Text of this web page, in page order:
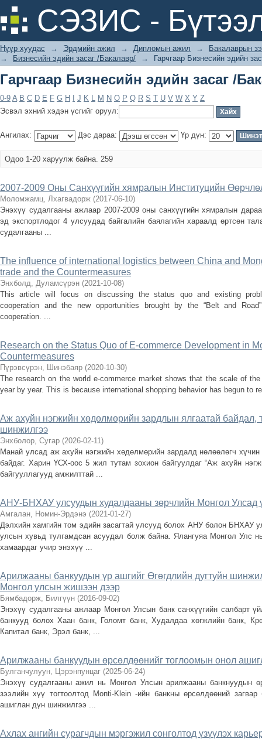
СЭЗИС -
Гарчгаар Бизнесийн эдийн засаг /
Нүүр хуудас → Эрдмийн ажил → Дипломын ажил →
Бакалаврын
→
Бизнесийн эдийн засаг /Бакалавр/ → Гарчгаар Бизнесийн эдийн
Гарчгаар Бизнесийн эдийн засаг /
0-9 A B C D E F G H J K L M N O P Q R S T U V W X Y Z
Эсвэл эхний хэдэн үсгийг оруул:
Ангилах: Дэс дараа: Үр дүн:
Одоо 1-20 харуулж байна. 259
2007-2009 Оны Санхүүгийн хямралын Институцийн
Моломжамц, Лхагвадорж (2017-06-10)
Энэхүү судалгааны ажлаар 2007-2009 оны санхүүгийн хямралын
эд экспортлодог 4 улсуудад байгалийн баялагийн хараалд өртсөн
судалгааны ...
The influence of international logistics between China and
trade and the Countermeasures
Энхболд, Дуламсүрэн (2021-10-08)
This article will focus on discussing the status quo and existing
cooperation and the new opportunities brought by the “Belt and
cooperation. ...
Research on the Status Quo of E-commerce Development in
Countermeasures
Пүрэвсүрэн, Шинэбаяр (2020-10-30)
The research on the world e-commerce market shows that the scale of
year by year. This is because international shopping behavior has begun to
Аж ахуйн нэгжийн хөдөлмөрийн зардлын ялгаатай байдал,
шинжилгээ
Энхболор, Сугар (2026-02-11)
Манай улсад аж ахуйн нэгжийн хөдөлмөрийн зардалд нөлөөлөгч
байдаг. Харин ҮСХ-оос 5 жил тутам зохион байгуулдаг “Аж ахуйн
байгууллагууд амжилттай ...
АНУ-БНХАУ улсуудын худалдааны зөрчлийн Монгол Улсад
Амгалан, Номин-Эрдэнэ (2021-01-27)
Дэлхийн хамгийн том эдийн засагтай улсууд болох АНУ болон БНХАУ
улсын хувьд тулгамдсан асуудал болж байна. Ялангуяа Монгол Улс
хамаардаг учир энэхүү ...
Арилжааны банкуудын үр ашгийг Өгөгдлийн дугтуйн
Монгол улсын жишээн дээр
Бямбадорж, Билгүүн (2016-09-02)
Энэхүү судалгааны ажлаар Монгол Улсын банк санхүүгийн салбарт
банкууд болох Хаан банк, Голомт банк, Худалдаа хөгжлийн банк,
Капитал банк, Эрэл банк, ...
Арилжааны банкуудын өрсөлдөөнийг тоглоомын онол
Булганчулуун, Цэрэнпунцаг (2025-06-24)
Энэхүү судалгааны ажил нь Монгол Улсын арилжааны банкнуудын
зээлийн хүү тогтоолтод Monti-Klein -ийн банкны өрсөлдөөний
ашиглан дүн шинжилгээ ...
Ахлах ангийн сурагчдын мэргэжил сонголтод үзүүлэх